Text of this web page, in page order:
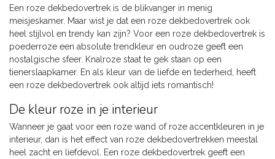
Een roze dekbedovertrek is de blikvanger in menig
meisjeskamer. Maar wist je dat een roze dekbedovertrek ook
heel stijlvol en trendy kan zijn? Voor een roze dekbedovertrek is
poederroze een absolute trendkleur en oudroze geeft een
nostalgische sfeer. Knalroze staat te gek staan op een
tienerslaapkamer. En als kleur van de liefde en tederheid, heeft
een roze dekbedovertrek ook altijd iets romantisch!
De kleur roze in je interieur
Wanneer je gaat voor een roze wand of roze accentkleuren in je
interieur, dan is het effect van roze dekbedovertrekken meestal
heel zacht en liefdevol. Een roze dekbedovertrek geeft een